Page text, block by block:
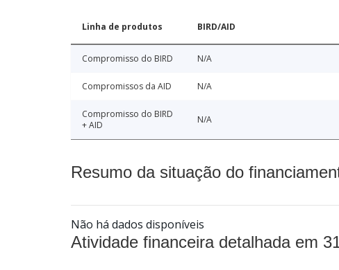
Linha de produtos BIRD/AID
Compromisso do BIRD N/A
Compromissos da AID N/A
Compromisso do BIRD
+ AID
N/A
Resumo da situação do
Não há dados disponíveis
Atividade financeira detalhada em